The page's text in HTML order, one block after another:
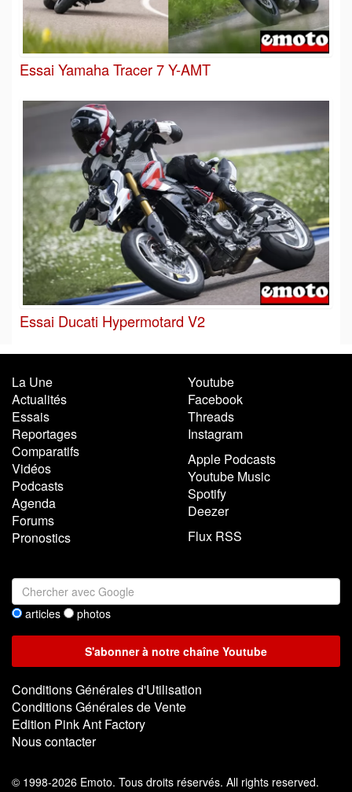
Essai Yamaha Tracer 7 Y-AMT
Essai Ducati Hypermotard V2
La Une
Actualités
Essais
Reportages
Comparatifs
Vidéos
Podcasts
Agenda
Forums
Pronostics
Youtube
Facebook
Threads
Instagram
Apple Podcasts
Youtube Music
Spotify
Deezer
Flux RSS
articles photos
Conditions Générales d'Utilisation
Conditions Générales de Vente
Edition Pink Ant Factory
Nous contacter
© 1998-2026 Emoto. Tous droits réservés. All rights reserved.